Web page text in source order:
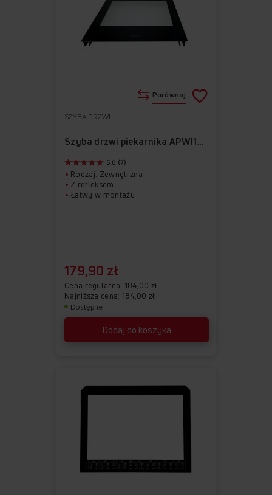
SZYBA DRZWI
Szyba drzwi piekarnika APWI1017
Dodaj do koszyka
5.0 (7)
Rodzaj: Zewnętrzna
Z refleksem
Łatwy w montażu
179,90 zł
Cena regularna 184,00 zł
Najniższa cena: 184,00 zł
Dostępne
Porównaj